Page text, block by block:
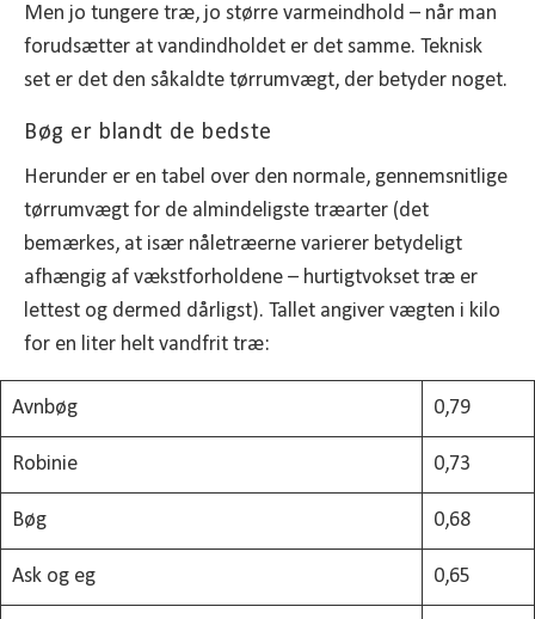
Men jo tungere træ, jo større varmeindhold – når man
forudsætter at vandindholdet er det samme. Teknisk
set er det den såkaldte tørrumvægt, der betyder noget.
Bøg er blandt de bedste
Herunder er en tabel over den normale, gennemsnitlige
tørrumvægt for de almindeligste træarter (det
bemærkes, at især nåletræerne varierer betydeligt
afhængig af vækstforholdene – hurtigtvokset træ er
lettest og dermed dårligst). Tallet angiver vægten i kilo
for en liter helt vandfrit træ:
Avnbøg 0,79
Robinie 0,73
Bøg 0,68
Ask og eg 0,65